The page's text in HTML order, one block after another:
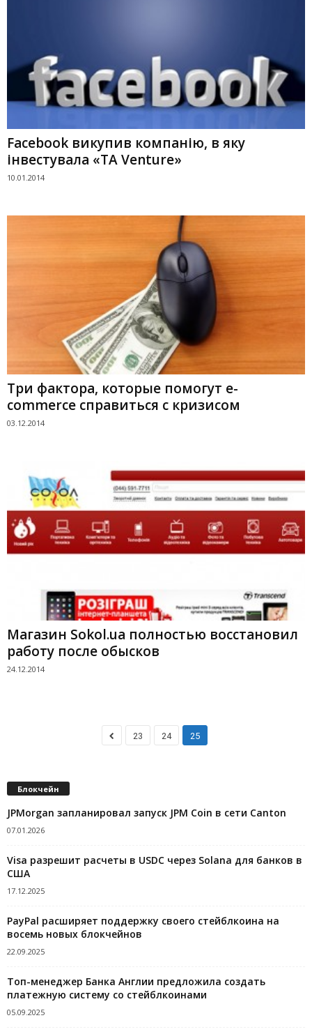
Facebook викупив компанію, в яку
інвестувала «TA Venture»
10.01.2014
Три фактора, которые помогут e-
commerce справиться с кризисом
03.12.2014
Магазин Sokol.ua полностью восстановил
работу после обысков
24.12.2014
23 24 25
Блокчейн
JPMorgan запланировал запуск JPM Coin в сети Canton
07.01.2026
Visa разрешит расчеты в USDC через Solana для банков в
США
17.12.2025
PayPal расширяет поддержку своего стейблкоина на
восемь новых блокчейнов
22.09.2025
Топ-менеджер Банка Англии предложила создать
платежную систему со стейблкоинами
05.09.2025